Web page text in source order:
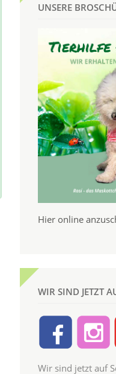
UNSERE
Hier online
WIR SIND JETZT
Wir sind jetzt auf